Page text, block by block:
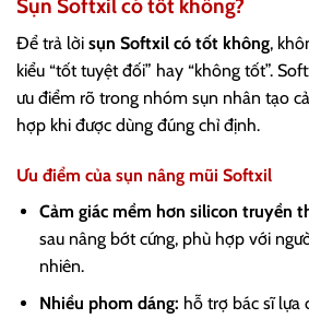
Sụn Softxil có tốt không?
Để trả lời sụn Softxil có tốt không,
kiểu “tốt tuyệt đối” hay “không tốt”.
ưu điểm rõ trong nhóm sụn nhân tạo
hợp khi được dùng đúng chỉ định.
Ưu điểm của sụn nâng mũi Softxil
Cảm giác mềm hơn silicon truyền
sau nâng bớt cứng, phù hợp với
nhiên.
Nhiều phom dáng: hỗ trợ bác sĩ lựa